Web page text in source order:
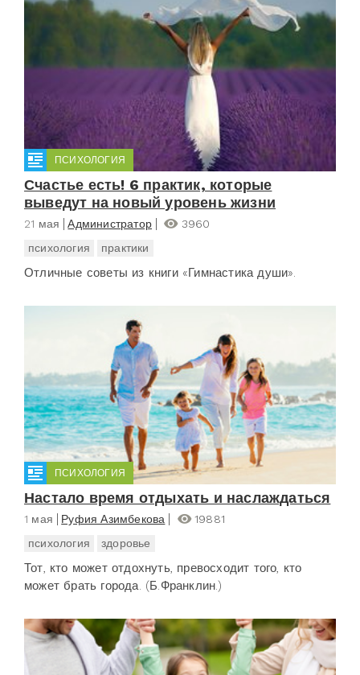
ПСИХОЛОГИЯ
Счастье есть! 6 практик, которые
выведут на новый уровень жизни
21 мая Администратор
3960
психология
практики
Отличные советы из книги «Гимнастика души».
ПСИХОЛОГИЯ
Настало время отдыхать и наслаждаться
1 мая Руфия Азимбекова
19881
психология
здоровье
Тот, кто может отдохнуть, превосходит того, кто
может брать города. (Б.Франклин.)